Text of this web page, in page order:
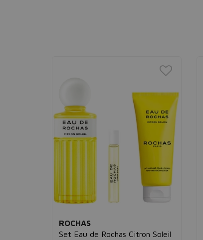
ROCHAS
Set Eau de Rochas Citron Soleil